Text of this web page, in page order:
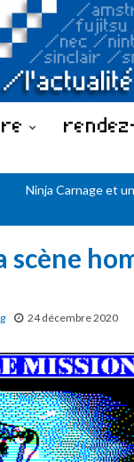
Ninja Carnage et
scène
24 décembre 2020